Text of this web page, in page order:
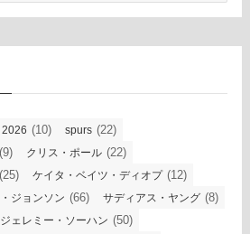
(10) spurs (22)
(9) クリス・ポール (22)
(25) ケイタ・ベイツ・ディオプ(12)
ジョンソン (66) サディアス・ヤング (8)
ジェレミー・ソーハン (50)